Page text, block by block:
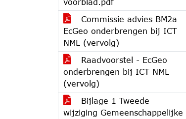
Commissie advies BM2a
EcGeo onderbrengen bij ICT
NML (vervolg)
Raadvoorstel - EcGeo
onderbrengen bij ICT NML
(vervolg)
Bijlage 1 Tweede
wijziging Gemeenschappelijke